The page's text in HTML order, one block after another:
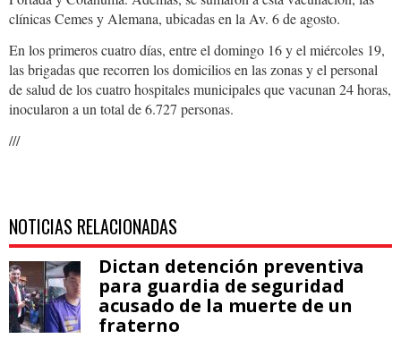
clínicas Cemes y Alemana, ubicadas en la Av. 6 de agosto.
En los primeros cuatro días, entre el domingo 16 y el miércoles 19,
las brigadas que recorren los domicilios en las zonas y el personal
de salud de los cuatro hospitales municipales que vacunan 24 horas,
inocularon a un total de 6.727 personas.
///
NOTICIAS RELACIONADAS
Dictan detención preventiva
para guardia de seguridad
acusado de la muerte de un
fraterno